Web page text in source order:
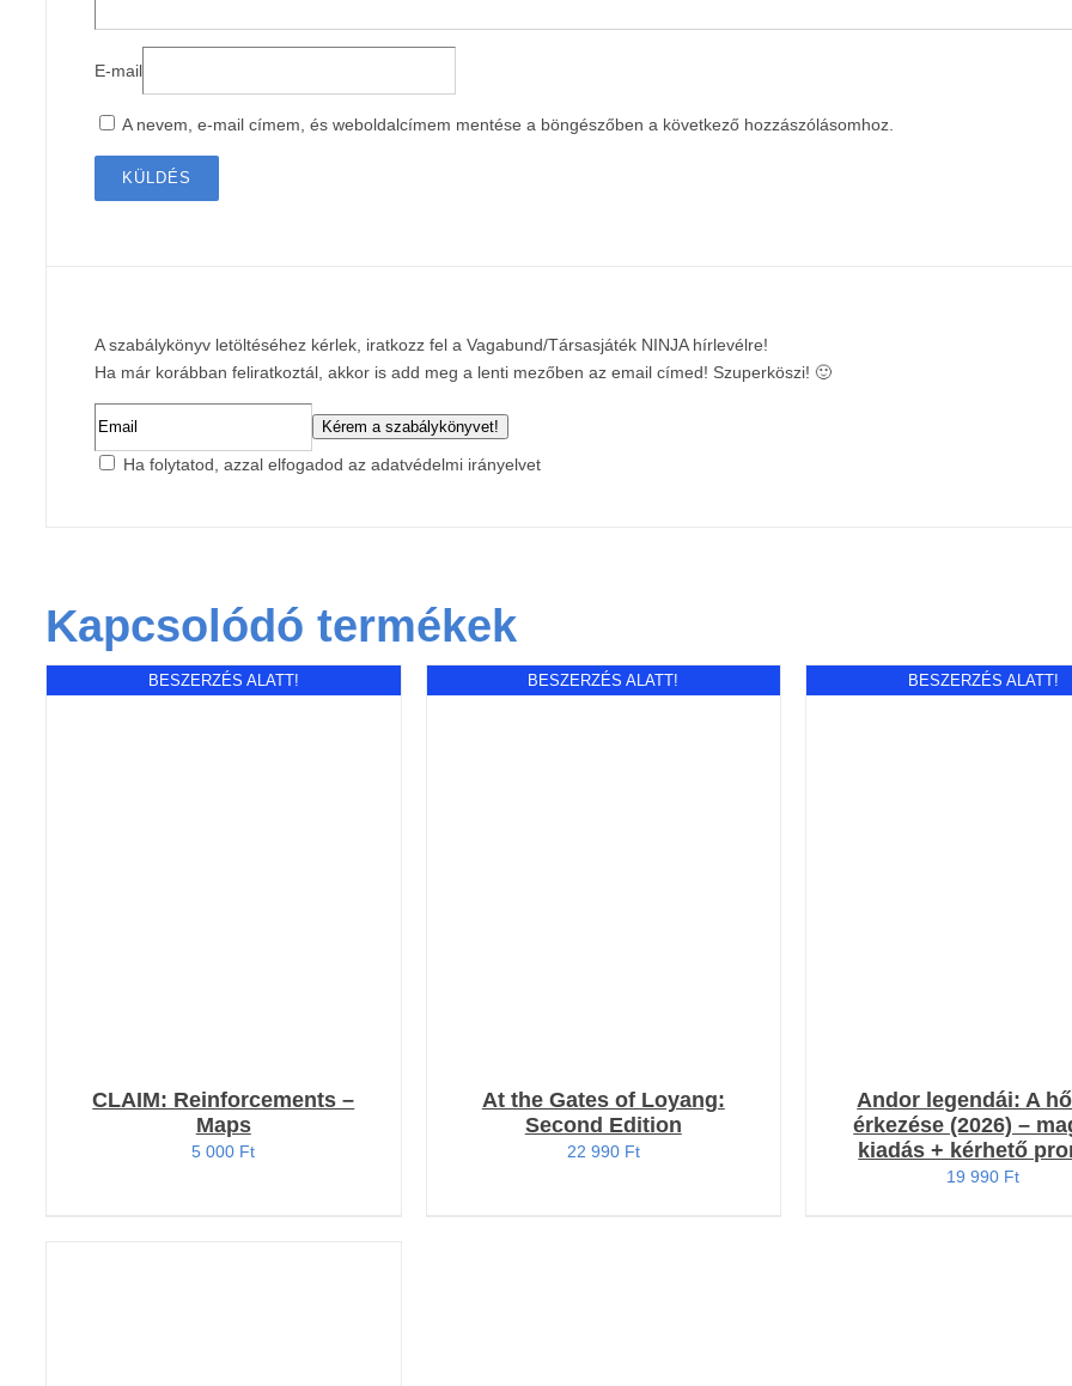
E-mail
A nevem, e-mail címem, és weboldalcímem mentése a böngészőben a következő hozzászólásomhoz.
A szabálykönyv letöltéséhez kérlek, iratkozz fel a Vagabund/Társasjáték NINJA hírlevélre!
Ha már korábban feliratkoztál, akkor is add meg a lenti mezőben az email címed! Szuperköszi! 🙂
Ha folytatod, azzal elfogadod az adatvédelmi irányelvet
Kapcsolódó termékek
BESZERZÉS ALATT!
CLAIM: Reinforcements –
Maps
5 000 Ft
BESZERZÉS ALATT!
At the Gates of Loyang:
Second Edition
22 990 Ft
BESZERZÉS ALATT!
Andor legendái: A
érkezése (2026) –
kiadás + kérhető
19 990 Ft